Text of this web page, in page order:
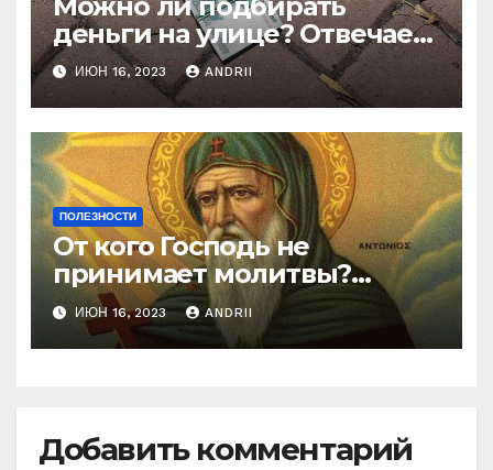
деньги на улице? Отвечает
батюшка
ИЮН 16, 2023 ANDRII
ПОЛЕЗНОСТИ
От кого Господь не
принимает молитвы?
Неожиданные слова
Ефрема Сирина
ИЮН 16, 2023 ANDRII
Добавить комментарий